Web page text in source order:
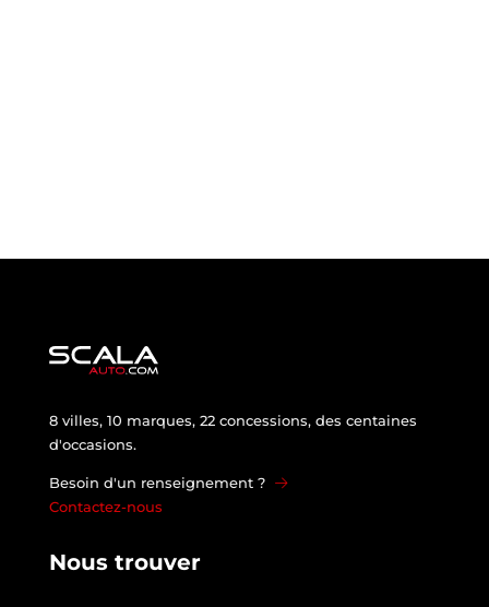
8 villes, 10 marques, 22 concessions, des centaines
d'occasions.
Besoin d'un renseignement ?
Contactez-nous
Nous trouver